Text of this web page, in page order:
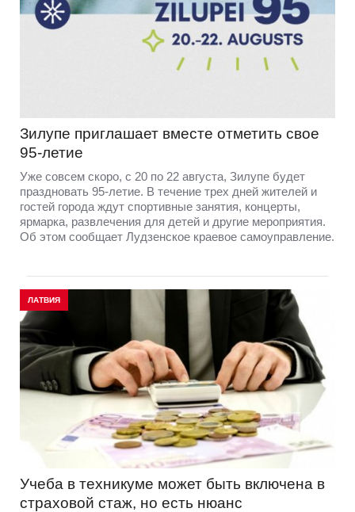
Зилупе приглашает вместе отметить свое
95-летие
Уже совсем скоро, с 20 по 22 августа, Зилупе будет
праздновать 95-летие. В течение трех дней жителей и
гостей города ждут спортивные занятия, концерты,
ярмарка, развлечения для детей и другие мероприятия.
Об этом сообщает Лудзенское краевое самоуправление.
ЛАТВИЯ
Учеба в техникуме может быть включена в
страховой стаж, но есть нюанс